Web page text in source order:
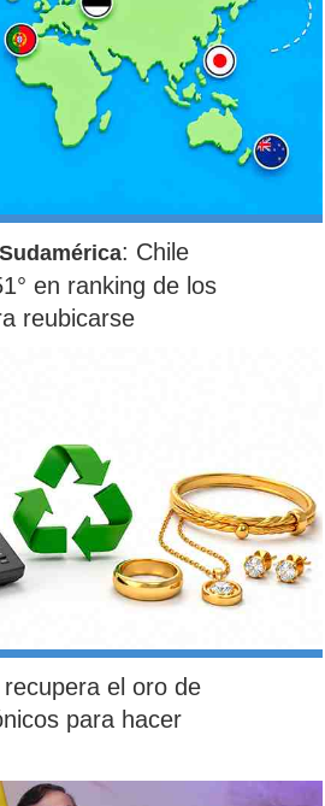
: Chile
en ranking de los
reubicarse
el oro de
para hacer